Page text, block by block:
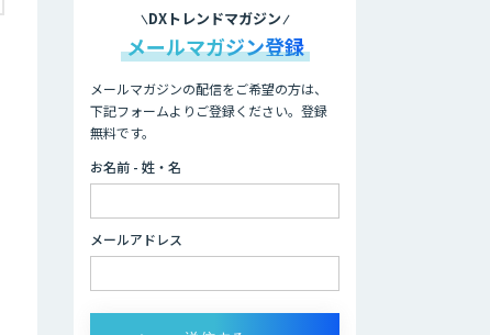
DXトレンドマガジン
メールマガジン登録
メールマガジンの配信をご希望の方は、
下記フォームよりご登録ください。登録
無料です。
お名前 - 姓・名
メールアドレス